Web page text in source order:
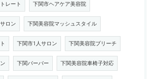
レート 下関市ヘアケア美容院
ロン 下関美容院マッシュスタイル
下関市1人サロン 下関美容院ブリーチ
下関バーバー 下関美容院車椅子対応